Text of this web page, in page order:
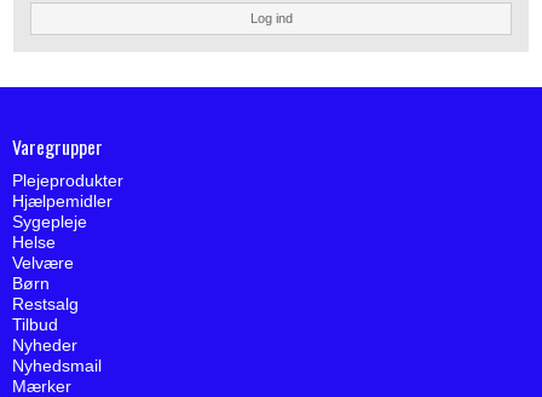
Log ind
Varegrupper
Plejeprodukter
Hjælpemidler
Sygepleje
Helse
Velvære
Børn
Restsalg
Tilbud
Nyheder
Nyhedsmail
Mærker